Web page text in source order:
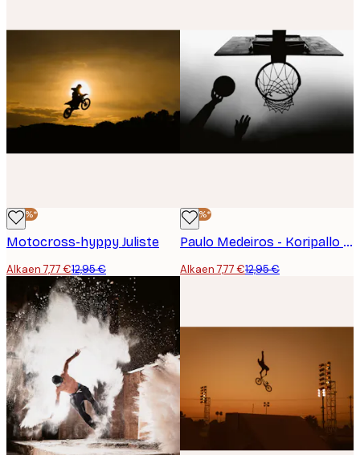
-40%*
Motocross-hyppy Juliste
Alkaen 7,77 €12,95 €
-40%*
Paulo Medeiros - Koripallo Siluetti Heitto Juliste
Alkaen 7,77 €12,95 €